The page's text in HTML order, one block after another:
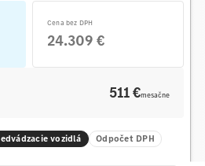
Cena bez DPH
24.309 €
511 €mesačne
vozidlá Odpočet DPH